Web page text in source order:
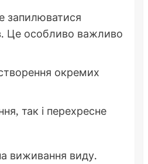
запилюватися
Це особливо важливо
окремих
так і перехресне
виживання виду.